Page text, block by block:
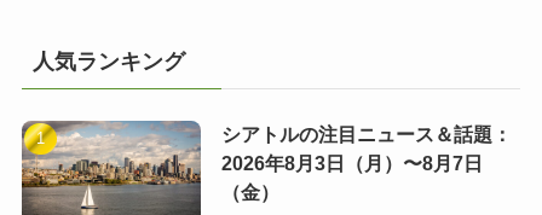
人気ランキング
シアトルの注目ニュース＆話題：
2026年8月3日（月）〜8月7日
（金）